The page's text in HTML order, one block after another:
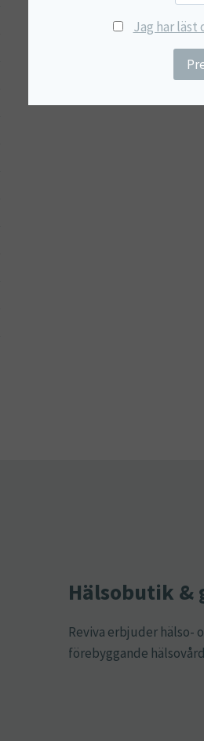
Hälsobutik &
Reviva erbjuder hälso-
förebyggande
Jag har läst